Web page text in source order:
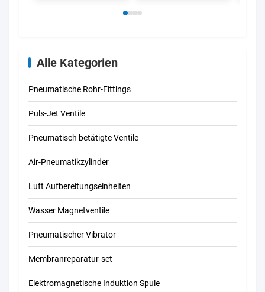
Alle Kategorien
Pneumatische Rohr-Fittings
Puls-Jet Ventile
Pneumatisch betätigte Ventile
Air-Pneumatikzylinder
Luft Aufbereitungseinheiten
Wasser Magnetventile
Pneumatischer Vibrator
Membranreparatur-set
Elektromagnetische Induktion Spule